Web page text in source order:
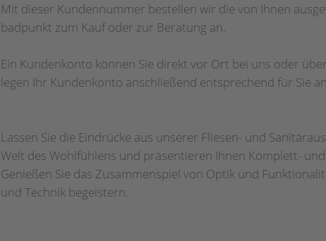
Mit dieser Kundennummer bestellen wir die von Ihnen
badpunkt zum Kauf oder zur Beratung an.
Ein Kundenkonto können Sie direkt vor Ort bei uns oder
legen Ihr Kundenkonto anschließend entsprechend für Sie
Lassen Sie die Eindrücke aus unserer Fliesen- und
Welt des Wohlfühlens und präsentieren Ihnen Komplett-
Genießen Sie das Zusammenspiel von Optik und
und Technik begeistern.